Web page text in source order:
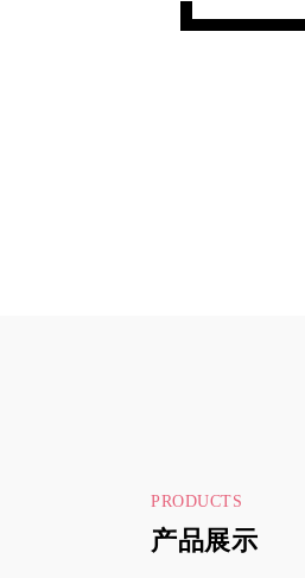
PRODUCTS
产品展示